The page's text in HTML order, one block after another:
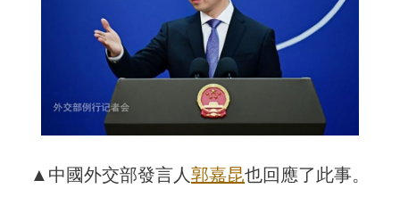
▲中國外交部發言人郭嘉昆也回應了此事。